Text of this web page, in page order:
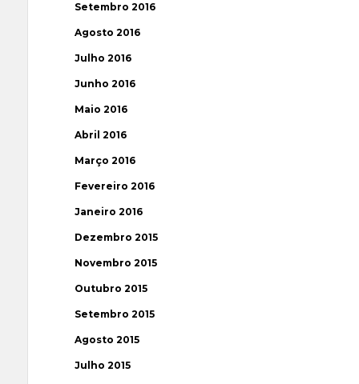
Setembro 2016
Agosto 2016
Julho 2016
Junho 2016
Maio 2016
Abril 2016
Março 2016
Fevereiro 2016
Janeiro 2016
Dezembro 2015
Novembro 2015
Outubro 2015
Setembro 2015
Agosto 2015
Julho 2015